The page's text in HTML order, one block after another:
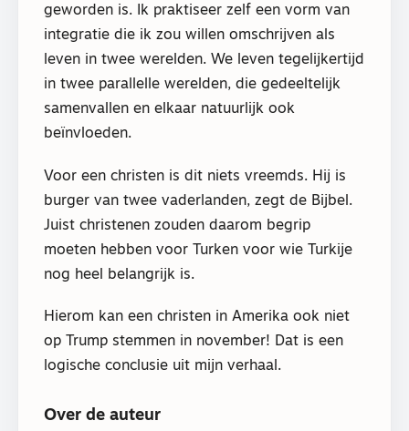
geworden is. Ik praktiseer zelf een vorm van
integratie die ik zou willen omschrijven als
leven in twee werelden. We leven tegelijkertijd
in twee parallelle werelden, die gedeeltelijk
samenvallen en elkaar natuurlijk ook
beïnvloeden.
Voor een christen is dit niets vreemds. Hij is
burger van twee vaderlanden, zegt de Bijbel.
Juist christenen zouden daarom begrip
moeten hebben voor Turken voor wie Turkije
nog heel belangrijk is.
Hierom kan een christen in Amerika ook niet
op Trump stemmen in november! Dat is een
logische conclusie uit mijn verhaal.
Over de auteur